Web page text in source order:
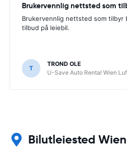
Brukervennlig nettsted som tilbyr
tilbud på leiebil.
T
TROND OLE
U-Save Auto Rental Wien
Bilutleiested